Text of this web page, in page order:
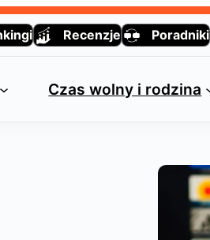
Recenzje Poradniki
Czas wolny i rodzina